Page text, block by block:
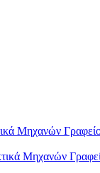
Μηχανών
Μηχανών